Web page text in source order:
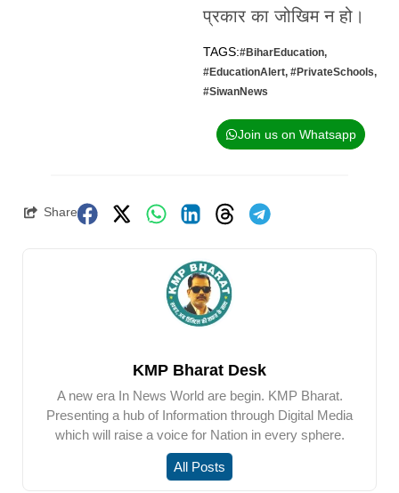
प्रकार का जोखिम न हो।
TAGS:#BiharEducation,
#EducationAlert, #PrivateSchools,
#SiwanNews
Join us on Whatsapp
Share
KMP Bharat Desk
A new era In News World are begin. KMP Bharat.
Presenting a hub of Information through Digital Media
which will raise a voice for Nation in every sphere.
All Posts